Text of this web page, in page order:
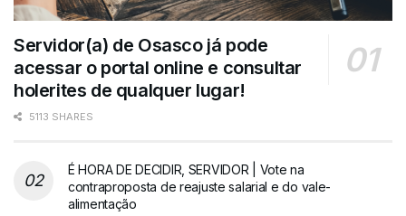
Servidor(a) de Osasco já pode
acessar o portal online e consultar
holerites de qualquer lugar!
5113 SHARES
É HORA DE DECIDIR, SERVIDOR | Vote na
contraproposta de reajuste salarial e do vale-
alimentação